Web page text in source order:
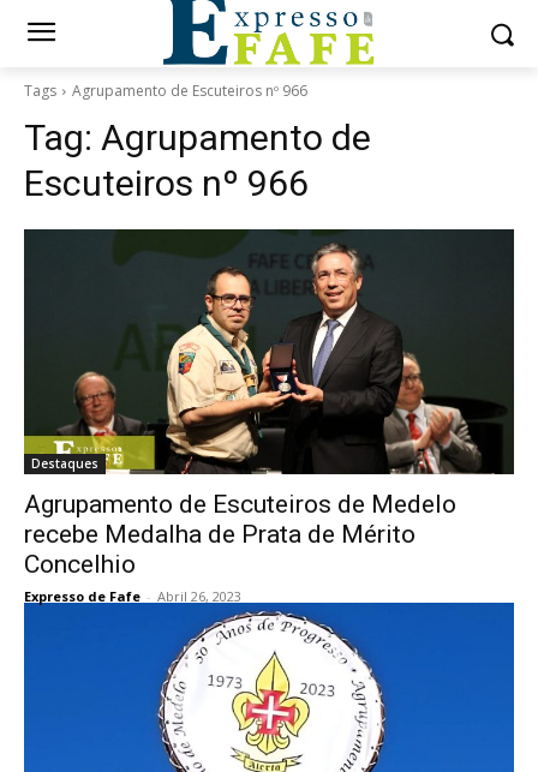
Tags Agrupamento de Escuteiros nº 966
Tag: Agrupamento de
Escuteiros nº 966
Destaques
Agrupamento de Escuteiros de Medelo
recebe Medalha de Prata de Mérito
Concelhio
Expresso de Fafe - Abril 26, 2023